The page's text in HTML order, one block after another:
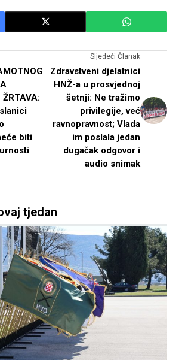
ŽRTAVA:
biti
Sljedeći Članak
Zdravstveni djelatnici
HNŽ-a u prosvjednoj
šetnji: Ne tražimo
privilegije, već
ravnopravnost; Vlada
im poslala jedan
dugačak odgovor i
audio snimak
tjedan